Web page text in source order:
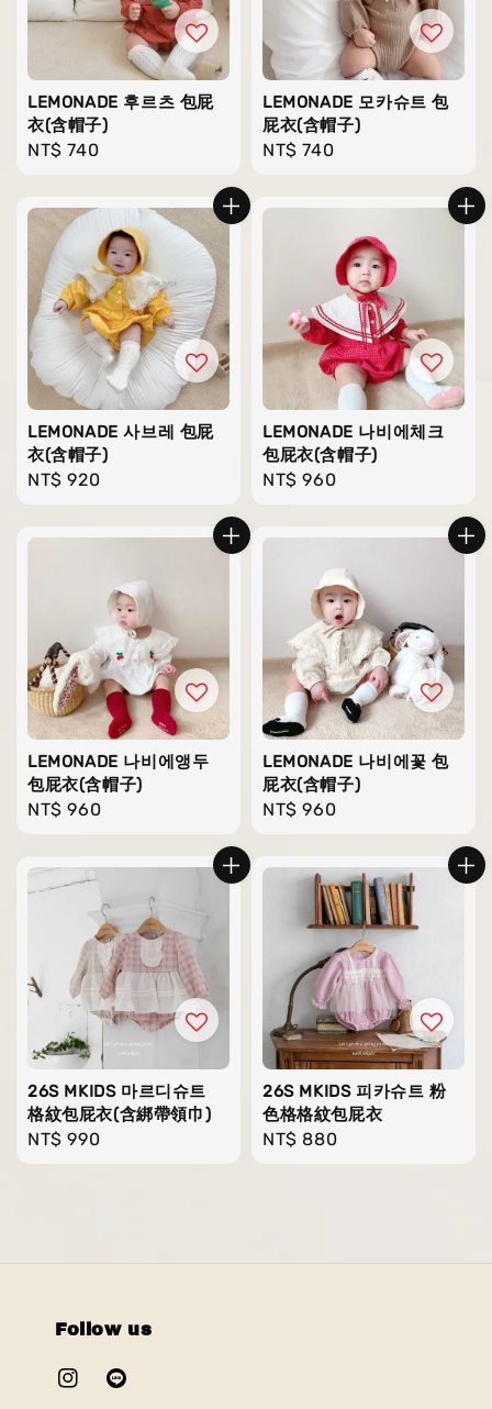
LEMONADE 후르츠 包屁
衣(含帽子)
Regular
NT$ 740
LEMONADE 모카슈트 包
屁衣(含帽子)
Regular
NT$ 740
LEMONADE 사브레 包屁
衣(含帽子)
Regular
NT$ 920
LEMONADE 나비에체크
包屁衣(含帽子)
Regular
NT$ 960
LEMONADE 나비에앵두
包屁衣(含帽子)
Regular
NT$ 960
LEMONADE 나비에꽃 包
屁衣(含帽子)
Regular
NT$ 960
26S MKIDS 마르디슈트
格紋包屁衣(含綁帶領巾)
Regular
NT$ 990
26S MKIDS 피카슈트 粉
色格格紋包屁衣
Regular
NT$ 880
Follow us